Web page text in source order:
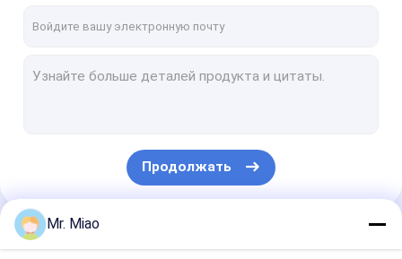
Продолжать
Наши Категории
Mr. Miao